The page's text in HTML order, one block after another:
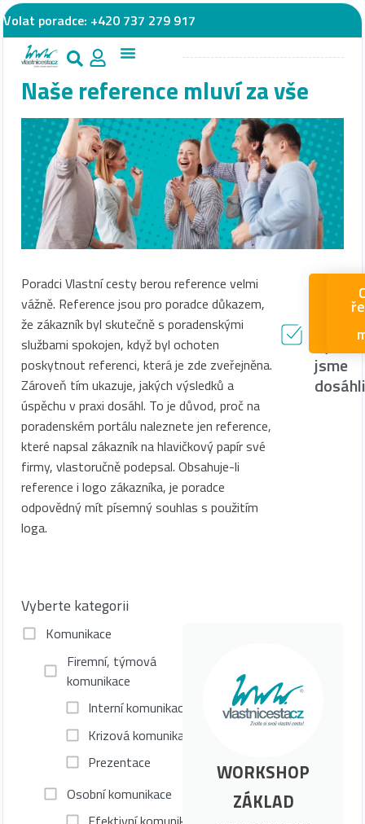
Volat poradce: +420 737 279 917
Naše reference mluví za vše
Poradci Vlastní cesty berou reference velmi
vážně. Reference jsou pro poradce důkazem,
že zákazník byl skutečně s poradenskými
službami spokojen, když byl ochoten
poskytnout referenci, která je zde zveřejněna.
Zároveň tím ukazuje, jakých výsledků a
úspěchu v praxi dosáhl. To je důvod, proč na
poradenském portálu naleznete jen reference,
které napsal zákazník na hlavičkový papír své
firmy, vlastoručně podepsal. Obsahuje-li
reference i logo zákazníka, je poradce
odpovědný mít písemný souhlas s použitím
loga.
jsme
dosáhli
Vyberte kategorii
Komunikace
Firemní, týmová
komunikace
Interní komunikace
Krizová komunikace
Prezentace
Osobní komunikace
WORKSHOP
ZÁKLAD